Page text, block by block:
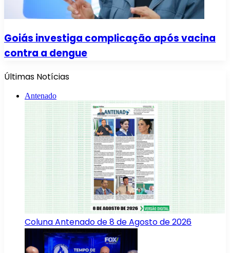
Goiás investiga complicação após vacina
contra a dengue
Últimas Notícias
Antenado
Coluna Antenado de 8 de Agosto de 2026